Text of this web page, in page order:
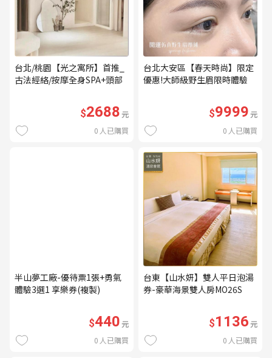
台北/桃園【光之寓所】首推_
古法經絡/按摩全身SPA+頭部
$2688元
0 人已購買
台北大安區【春天時尚】限定
優惠!大師級野生眉限時體驗
優惠券（無補色） (MO)
$9999元
0 人已購買
半山夢工廠-優待票1張+勇氣
體驗3選1 享樂券(複製)
$440元
0 人已購買
台東【山水妍】雙人平日泡湯
券-豪華海景雙人房MO26S
$1136元
0 人已購買